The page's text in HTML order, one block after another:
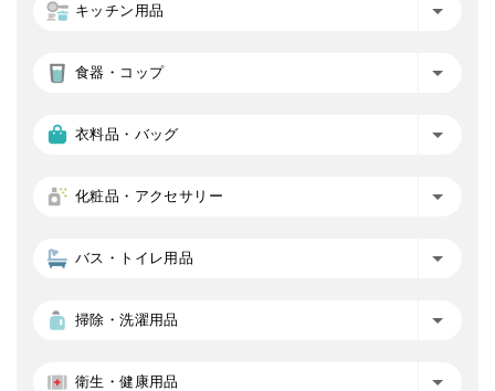
キッチン用品
食器・コップ
衣料品・バッグ
化粧品・アクセサリー
バス・トイレ用品
掃除・洗濯用品
衛生・健康用品